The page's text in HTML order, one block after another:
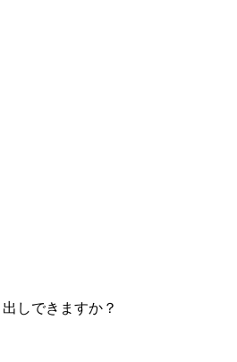
しできますか？